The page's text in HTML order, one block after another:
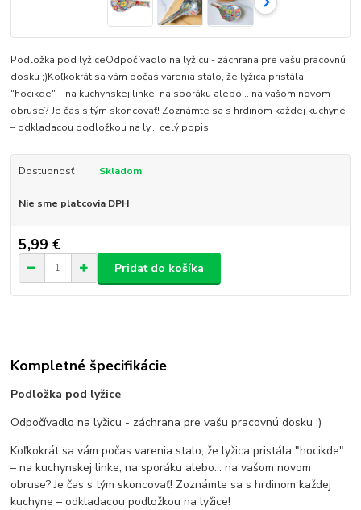
Podložka pod lyžiceOdpočívadlo na lyžicu - záchrana pre vašu pracovnú
dosku ;)Koľkokrát sa vám počas varenia stalo, že lyžica pristála
"hocikde" – na kuchynskej linke, na sporáku alebo... na vašom novom
obruse? Je čas s tým skoncovať! Zoznámte sa s hrdinom každej kuchyne
– odkladacou podložkou na ly... celý popis
Dostupnosť Skladom
Nie sme platcovia DPH
5,99 €
Pridať do košíka
Kompletné špecifikácie
Podložka pod lyžice
Odpočívadlo na lyžicu - záchrana pre vašu pracovnú dosku ;)
Koľkokrát sa vám počas varenia stalo, že lyžica pristála "hocikde"
– na kuchynskej linke, na sporáku alebo... na vašom novom
obruse? Je čas s tým skoncovať! Zoznámte sa s hrdinom každej
kuchyne – odkladacou podložkou na lyžice!